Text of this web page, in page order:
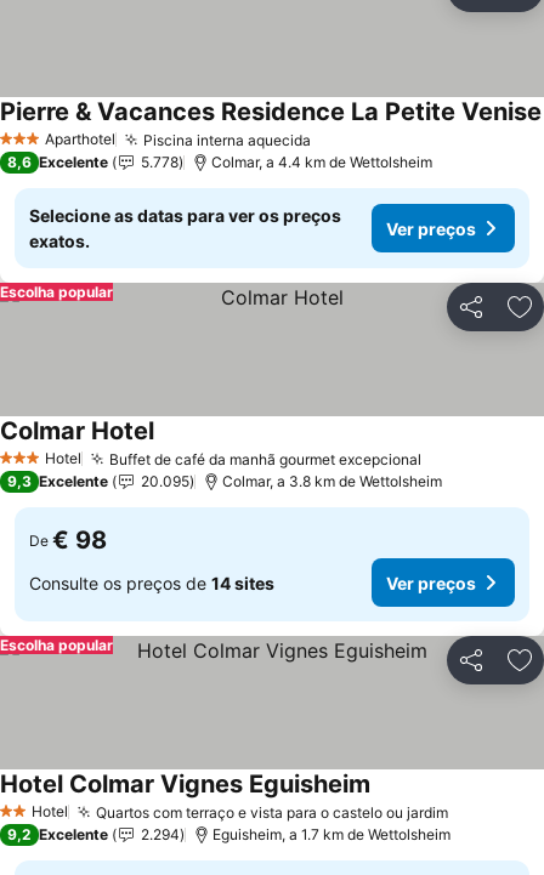
3 EstrelasAparthotel Piscina interna aquecida
Pierre & Vacances Residence La Petite Venise
8,6 Excelente 5.778 Colmar, a 4.4 km de Wettolsheim
Selecione as datas para ver os preços
exatos.
Ver preços
Partilhar
Escolha popular
3 EstrelasHotel Buffet de café da manhã gourmet excepcional
Colmar HotelVer preços
9,3 Excelente 20.095 Colmar, a 3.8 km de Wettolsheim
De € 98
Consulte os preços de 14 sites Ver preços
Partilhar
Escolha popular
2 Estrelas
Hotel Quartos com terraço e vista para o castelo ou jardimVer
Hotel Colmar Vignes Eguisheim
9,2 Excelente 2.294 Eguisheim, a 1.7 km de Wettolsheim